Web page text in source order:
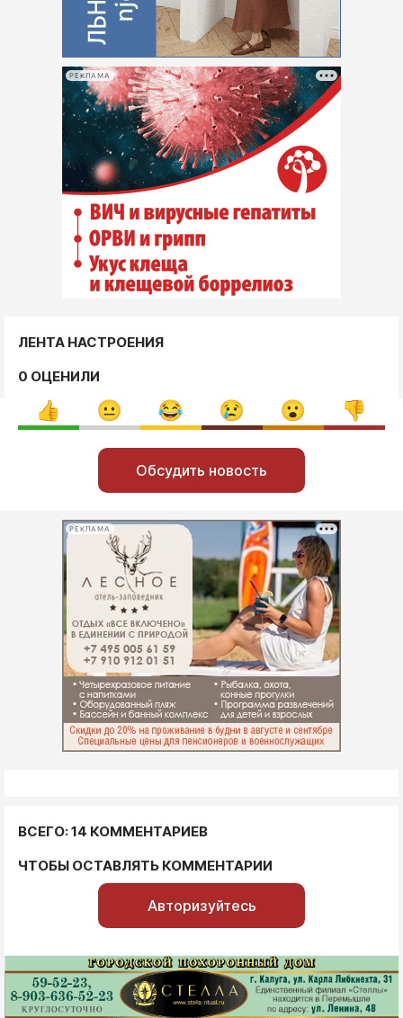
РЕКЛАМА
ЛЕНТА НАСТРОЕНИЯ
0 ОЦЕНИЛИ
Обсудить новость
РЕКЛАМА
ВСЕГО: 14 КОММЕНТАРИЕВ
ЧТОБЫ ОСТАВЛЯТЬ КОММЕНТАРИИ
Авторизуйтесь